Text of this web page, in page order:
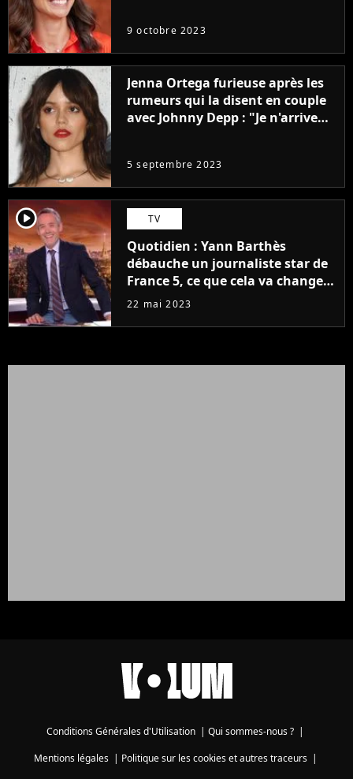
9 octobre 2023
Jenna Ortega furieuse après les
rumeurs qui la disent en couple
avec Johnny Depp : "Je n'arrive
5 septembre 2023
player2 TV
Quotidien : Yann Barthès
débauche un journaliste star de
France 5, ce que cela va changer
à la rentrée
22 mai 2023
Conditions Générales d'Utilisation | Qui sommes-nous ? |
Mentions légales| Politique sur les cookies et autres traceurs|